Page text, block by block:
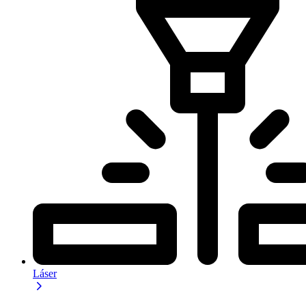
Láser